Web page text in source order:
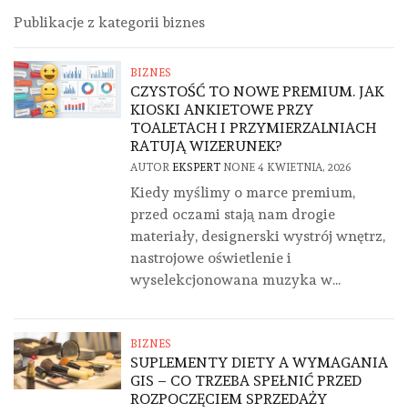
Publikacje z kategorii biznes
BIZNES
CZYSTOŚĆ TO NOWE PREMIUM. JAK
KIOSKI ANKIETOWE PRZY
TOALETACH I PRZYMIERZALNIACH
RATUJĄ WIZERUNEK?
AUTOR EKSPERT NONE 4 KWIETNIA, 2026
Kiedy myślimy o marce premium,
przed oczami stają nam drogie
materiały, designerski wystrój wnętrz,
nastrojowe oświetlenie i
wyselekcjonowana muzyka w...
BIZNES
SUPLEMENTY DIETY A WYMAGANIA
GIS – CO TRZEBA SPEŁNIĆ PRZED
ROZPOCZĘCIEM SPRZEDAŻY